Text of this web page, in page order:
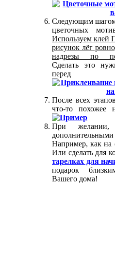
Следующим шагом
цветочных
Используем клей
рисунок лёг
надрезы по
Сделать это
перед
После всех
что-то похожее
При желании,
Например, как на
Или сделать для
тарелках для
подарок
Вашего дома!